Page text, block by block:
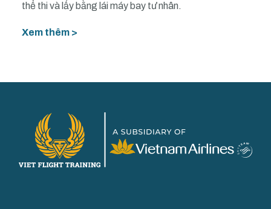
thể thi và lấy bằng lái máy bay tư nhân.
Xem thêm >